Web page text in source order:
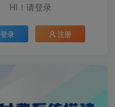
HI！请登录
登录 注册